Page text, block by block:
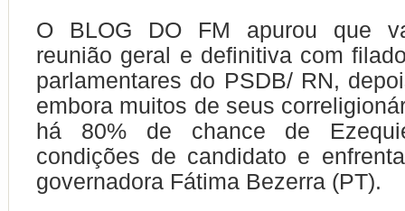
O BLOG DO FM apurou que
reunião geral e definitiva com
parlamentares do PSDB/ RN,
embora muitos de seus
há 80% de chance de
condições de candidato e
governadora Fátima Bezerra (PT).